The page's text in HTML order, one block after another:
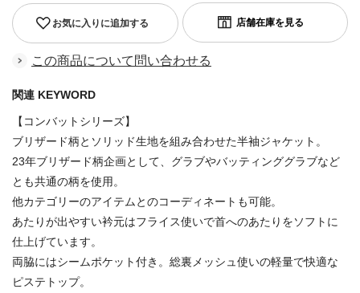
お気に入りに追加する
この商品について問い合わせる
関連 KEYWORD
【コンバットシリーズ】
ブリザード柄とソリッド生地を組み合わせた半袖ジャケット。
23年ブリザード柄企画として、グラブやバッティンググラブなど
とも共通の柄を使用。
他カテゴリーのアイテムとのコーディネートも可能。
あたりが出やすい衿元はフライス使いで首へのあたりをソフトに
仕上げています。
両脇にはシームポケット付き。総裏メッシュ使いの軽量で快適な
ピステトップ。